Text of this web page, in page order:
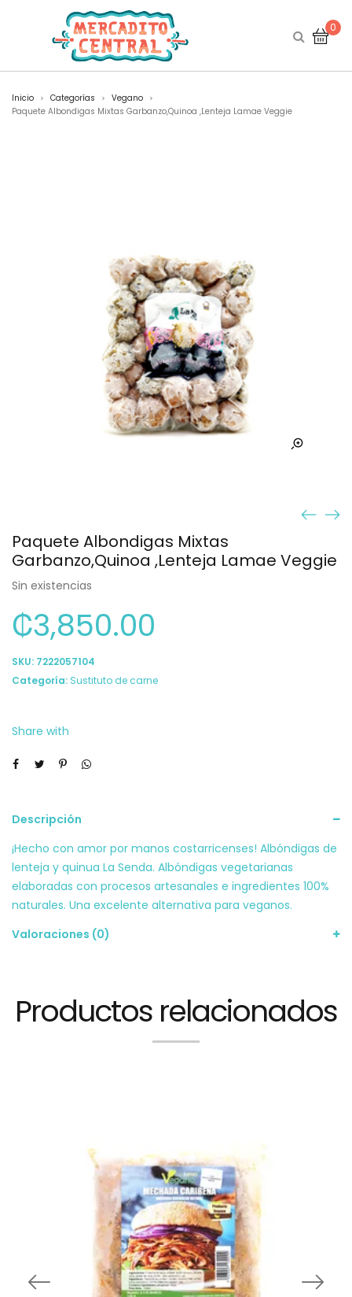
0
Inicio > Categorías > Vegano >
Paquete Albondigas Mixtas Garbanzo,Quinoa ,Lenteja Lamae Veggie
Paquete Albondigas Mixtas
Garbanzo,Quinoa ,Lenteja Lamae Veggie
Sin existencias
₡3,850.00
SKU: 7222057104
Categoría: Sustituto de carne
Share with
Descripción
¡Hecho con amor por manos costarricenses! Albóndigas de
lenteja y quinua La Senda. Albóndigas vegetarianas
elaboradas con procesos artesanales e ingredientes 100%
naturales. Una excelente alternativa para veganos.
Valoraciones (0)
Productos relacionados